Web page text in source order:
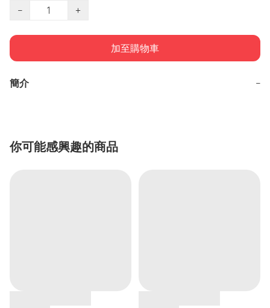
−
+
加至購物車
簡介 −
你可能感興趣的商品